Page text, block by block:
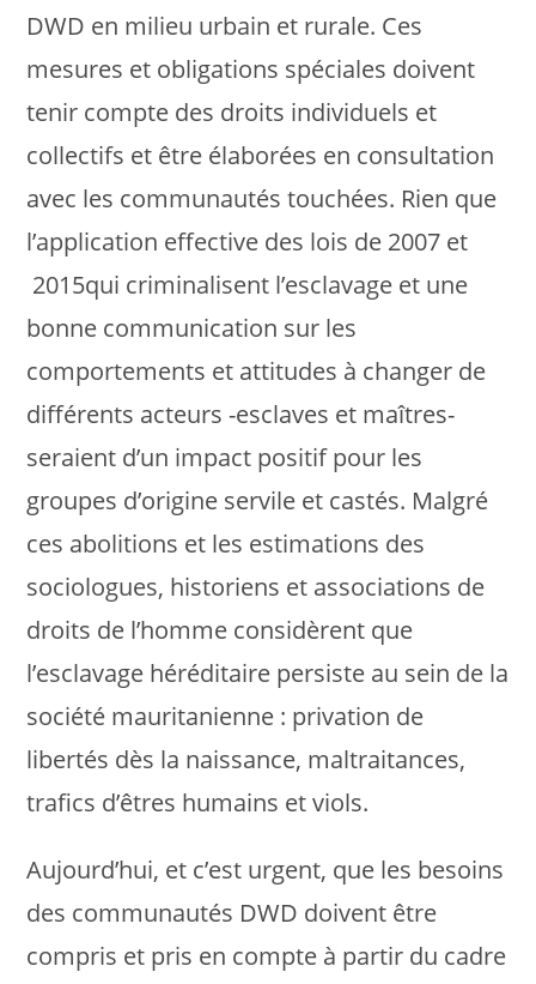
DWD en milieu urbain et rurale. Ces
mesures et obligations spéciales doivent
tenir compte des droits individuels et
collectifs et être élaborées en consultation
avec les communautés touchées. Rien que
l’application effective des lois de 2007 et
2015qui criminalisent l’esclavage et une
bonne communication sur les
comportements et attitudes à changer de
différents acteurs -esclaves et maîtres-
seraient d’un impact positif pour les
groupes d’origine servile et castés. Malgré
ces abolitions et les estimations des
sociologues, historiens et associations de
droits de l’homme considèrent que
l’esclavage héréditaire persiste au sein de la
société mauritanienne : privation de
libertés dès la naissance, maltraitances,
trafics d’êtres humains et viols.
Aujourd’hui, et c’est urgent, que les besoins
des communautés DWD doivent être
compris et pris en compte à partir du cadre